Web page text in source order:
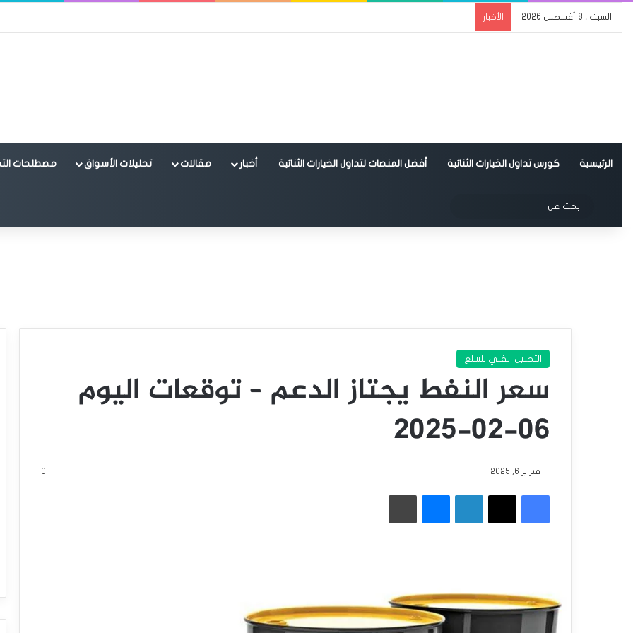
السبت , 8 أغسطس 2026 الأخبار
الرئيسية كورس تداول الخيارات الثنائية أفضل المنصات لتداول الخيارات الثنائية أخبار مقالات تحليلات الأسواق مصطلحات
الوضع المظلم
عن
التحليل الفني للسلع
سعر النفط يجتاز الدعم – توقعات اليوم
06-02-2025
فبراير 6, 2025 0
فيسبوك
‫X لينكدإن ماسنجر طباعة